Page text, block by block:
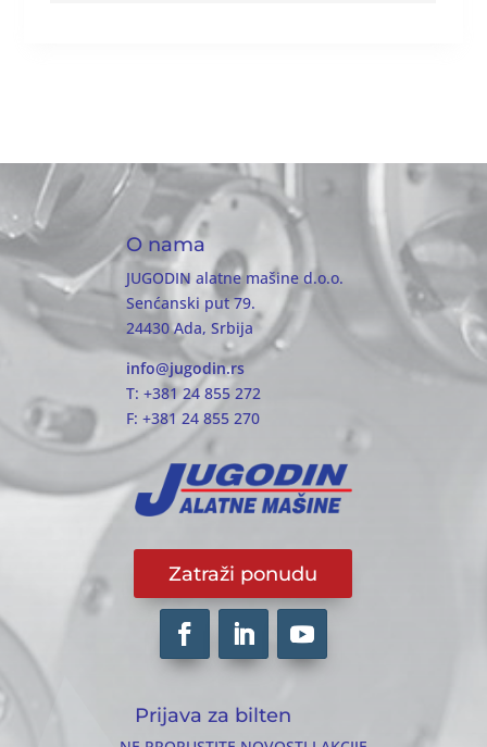
O nama
JUGODIN alatne mašine d.o.o.
Senćanski put 79.
24430 Ada, Srbija
info@jugodin.rs
T: +381 24 855 272
F: +381 24 855 270
Zatraži ponudu
Prijava za bilten